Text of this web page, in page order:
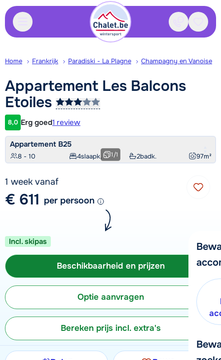
Contact
Home Frankrijk Paradiski - La Plagne Champagny en Vanoise
Appartement Les Balcons
Etoiles
Klantwaardering
8,0 Erg goed1 review
Appartement B25
8 - 10 4slaapk. 2badk. 97m²
1/1
1 week vanaf
€ 611 per persoon
Incl. skipas
Beschikbaarheid en prijzen
Optie aanvragen
Bereken prijs incl. extra's